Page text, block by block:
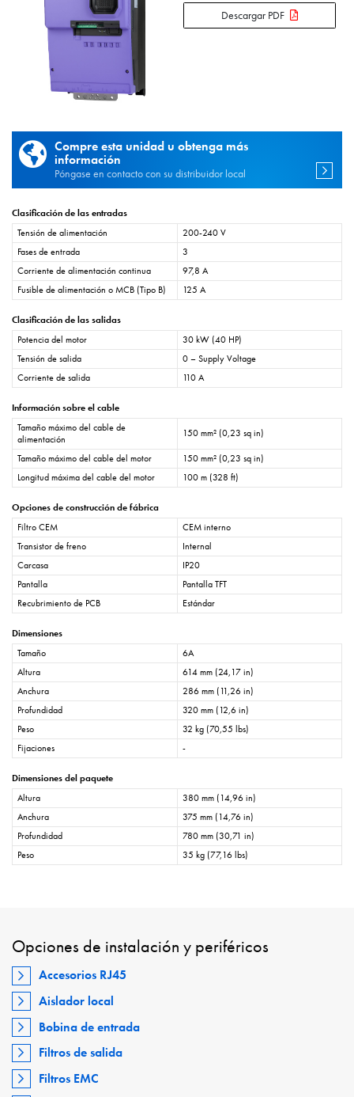
Descargar PDF
Compre esta unidad u obtenga más
información
Póngase en contacto con su distribuidor local
Clasificación de las entradas
Tensión de alimentación
200-240 V
Fases de entrada
3
Corriente de alimentación continua
97,8 A
Fusible de alimentación o MCB (Tipo B)
125 A
Clasificación de las salidas
Potencia del motor
30 kW (40 HP)
Tensión de salida
0 – Supply Voltage
Corriente de salida
110 A
Información sobre el cable
Tamaño máximo del cable de
alimentación
150 mm² (0,23 sq in)
Tamaño máximo del cable del motor
150 mm² (0,23 sq in)
Longitud máxima del cable del motor
100 m (328 ft)
Opciones de construcción de fábrica
Filtro CEM
CEM interno
Transistor de freno
Internal
Carcasa
IP20
Pantalla
Pantalla TFT
Recubrimiento de PCB
Estándar
Dimensiones
Tamaño
6A
Altura
614 mm (24,17 in)
Anchura
286 mm (11,26 in)
Profundidad
320 mm (12,6 in)
Peso
32 kg (70,55 lbs)
Fijaciones
-
Dimensiones del paquete
Altura
380 mm (14,96 in)
Anchura
375 mm (14,76 in)
Profundidad
780 mm (30,71 in)
Peso
35 kg (77,16 lbs)
Opciones de instalación y periféricos
Accesorios RJ45
Aislador local
Bobina de entrada
Filtros de salida
Filtros EMC